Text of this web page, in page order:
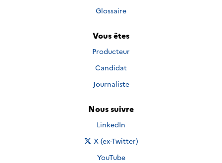
Glossaire
Vous êtes
Producteur
Candidat
Journaliste
Nous suivre
Nous suivre sur
LinkedIn
Nous suivre sur
X (ex-Twitter)
Nous suivre sur
YouTube